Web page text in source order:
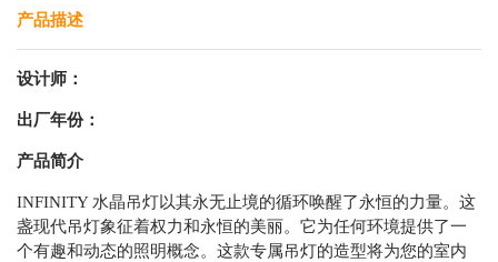
产品描述
设计师：
出厂年份：
产品简介
INFINITY 水晶吊灯以其永无止境的循环唤醒了永恒的力量。这
盏现代吊灯象征着权力和永恒的美丽。它为任何环境提供了一
个有趣和动态的照明概念。这款专属吊灯的造型将为您的室内